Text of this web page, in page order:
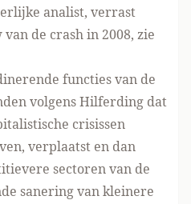
analist, verrast
de crash in 2008, zie
functies van de
volgens Hilferding dat
crisissen
verplaatst en dan
sectoren van de
sanering van kleinere